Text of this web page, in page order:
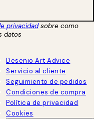
privacidadsobre como
datos
Desenio Art Advice
Servicio al cliente
Seguimiento de pedidos
Condiciones de compra
Política de privacidad
Cookies